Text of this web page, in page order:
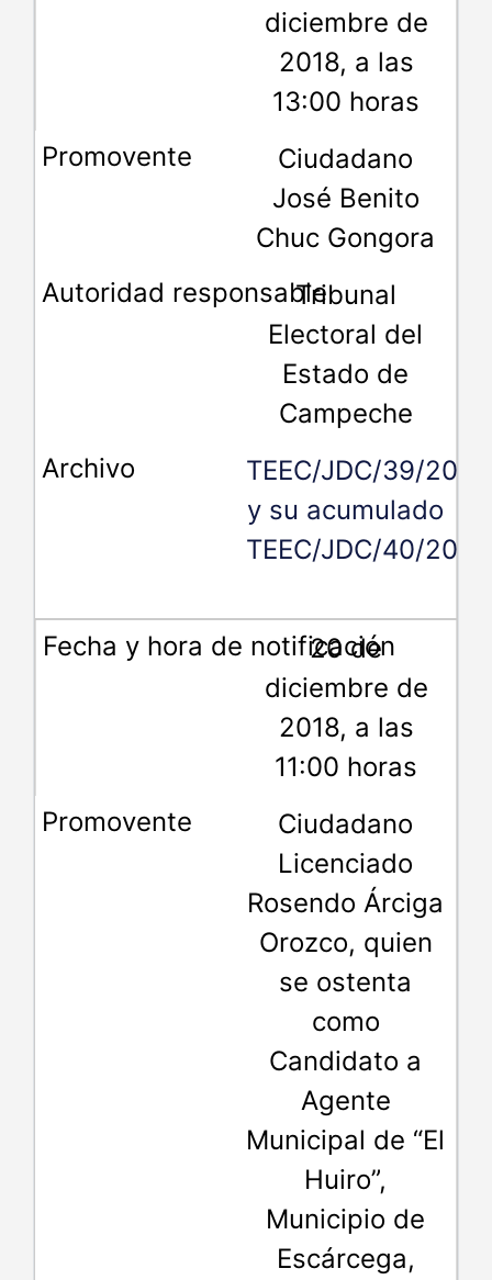
diciembre de
2018, a las
13:00 horas
Ciudadano
José Benito
Chuc Gongora
Tribunal
Electoral del
Estado de
Campeche
TEEC/JDC/39/2018
y su acumulado
TEEC/JDC/40/2018
20 de
diciembre de
2018, a las
11:00 horas
Ciudadano
Licenciado
Rosendo Árciga
Orozco, quien
se ostenta
como
Candidato a
Agente
Municipal de “El
Huiro”,
Municipio de
Escárcega,